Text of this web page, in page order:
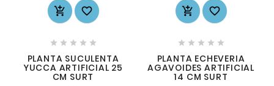
 
    
PLANTA SUCULENTA
YUCCA ARTIFICIAL 25
CM SURT
 
    
PLANTA ECHEVERIA
AGAVOIDES ARTIFICIAL
14 CM SURT